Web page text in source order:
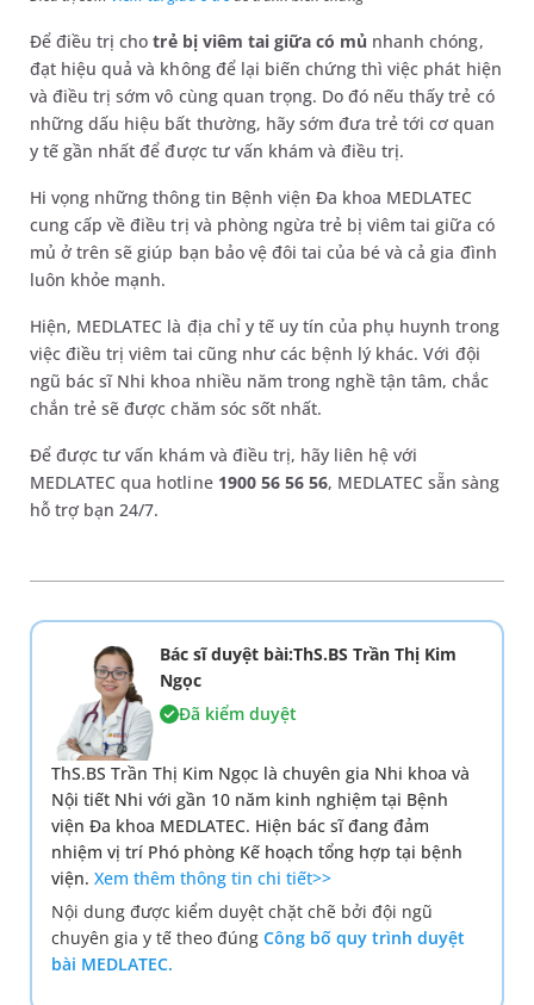
Để điều trị chotrẻ bị viêm tai giữa có mủ nhanh chóng,
đạt hiệu quả và không để lại biến chứng thì việc phát hiện
và điều trị sớm vô cùng quan trọng. Do đó nếu thấy trẻ có
những dấu hiệu bất thường, hãy sớm đưa trẻ tới cơ quan
y tế gần nhất để được tư vấn khám và điều trị.
Hi vọng những thông tin Bệnh viện Đa khoa MEDLATEC
cung cấp về điều trị và phòng ngừa trẻ bị viêm tai giữa có
mủ ở trên sẽ giúp bạn bảo vệ đôi tai của bé và cả gia đình
luôn khỏe mạnh.
Hiện, MEDLATEC là địa chỉ y tế uy tín của phụ huynh trong
việc điều trị viêm tai cũng như các bệnh lý khác. Với đội
ngũ bác sĩ Nhi khoa nhiều năm trong nghề tận tâm, chắc
chắn trẻ sẽ được chăm sóc sốt nhất.
Để được tư vấn khám và điều trị, hãy liên hệ với
MEDLATEC qua hotline 1900 56 56 56, MEDLATEC sẵn sàng
hỗ trợ bạn 24/7.
Bác sĩ duyệt bài:ThS.BS Trần Thị Kim
Ngọc
Đã kiểm duyệt
ThS.BS Trần Thị Kim Ngọc là chuyên gia Nhi khoa và
Nội tiết Nhi với gần 10 năm kinh nghiệm tại Bệnh
viện Đa khoa MEDLATEC. Hiện bác sĩ đang đảm
nhiệm vị trí Phó phòng Kế hoạch tổng hợp tại bệnh
viện. Xem thêm thông tin chi tiết>>
Nội dung được kiểm duyệt chặt chẽ bởi đội ngũ
chuyên gia y tế theo đúng Công bố quy trình duyệt
bài MEDLATEC.